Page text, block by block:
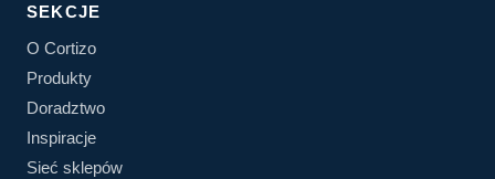
SEKCJE
O Cortizo
Produkty
Doradztwo
Inspiracje
Sieć sklepów